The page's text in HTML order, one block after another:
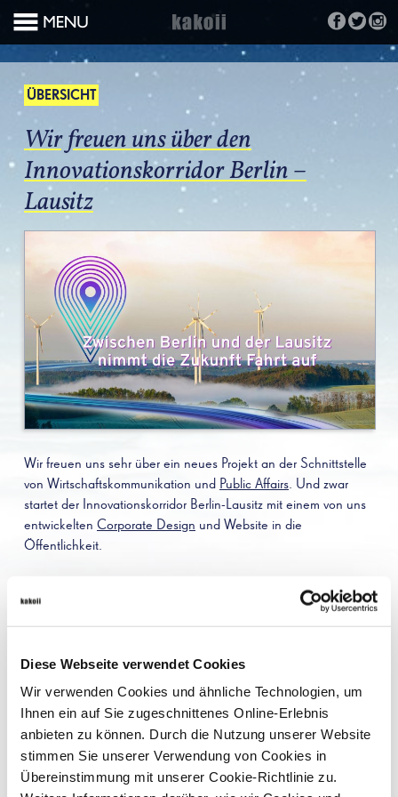
Diese Webseite verwendet Cookies
Wir verwenden Cookies und ähnliche Technologien, um
Ihnen ein auf Sie zugeschnittenes Online-Erlebnis
anbieten zu können. Durch die Nutzung unserer Website
stimmen Sie unserer Verwendung von Cookies in
Übereinstimmung mit unserer Cookie-Richtlinie zu.
ÜBERSICHT
Wir freuen uns über den
Innovationskorridor Berlin –
Lausitz
Wir freuen uns sehr über ein neues Projekt an der Schnittstelle
von Wirtschaftskommunikation und Public Affairs. Und zwar
startet der Innovationskorridor Berlin-Lausitz mit einem von uns
entwickelten Corporate Design und Website in die
Öffentlichkeit.
Entwicklungsprojekt, das darauf abzielt, eine starke
wirtschaftliche und wissenschaftliche Verbindung zwischen
Regionen durch Förderung von Innovationen,
Technologietransfer und nachhaltige Entwicklung stärken. Die
Initiative konzentriert sich auf verschiedene Schlüsselbereiche
wie erneuerbare Energien, Digitalisierung, innovative
Mobilitätslösungen und die Transformation der traditionellen
Industrien. Ein Projekt, das – ähnlich wie unsere
die Berliner Zukunftsorte